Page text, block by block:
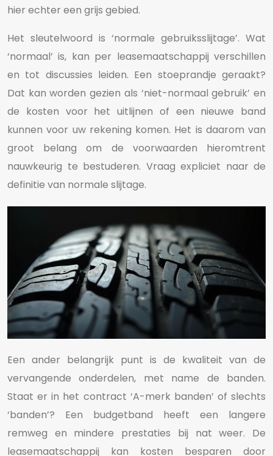
hier echter een grijs gebied.
Het sleutelwoord is ‘normale gebruiksslijtage’. Wat
‘normaal’ is, kan per leasemaatschappij verschillen
en tot discussies leiden. Een stoeprandje geraakt?
Dat kan worden gezien als ‘niet-normaal gebruik’ en
de kosten voor het uitlijnen of een nieuwe band
kunnen voor uw rekening komen. Het is daarom van
groot belang om de voorwaarden hieromtrent
nauwkeurig te bestuderen. Vraag expliciet naar de
definitie van normale slijtage.
Een ander belangrijk punt is de kwaliteit van de
vervangende onderdelen, met name de banden.
Staat er in het contract ‘A-merk banden’ of slechts
‘banden’? Een budgetband heeft een langere
remweg en mindere prestaties bij nat weer. De
leasemaatschappij kan kosten besparen door